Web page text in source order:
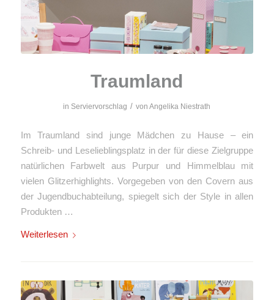
Traumland
in Serviervorschlag / vonAngelika Niestrath
Im Traumland sind junge Mädchen zu Hause – ein
Schreib- und Leselieblingsplatz in der für diese Zielgruppe
natürlichen Farbwelt aus Purpur und Himmelblau mit
vielen Glitzerhighlights. Vorgegeben von den Covern aus
der Jugendbuchabteilung, spiegelt sich der Style in allen
Produkten …
Weiterlesen